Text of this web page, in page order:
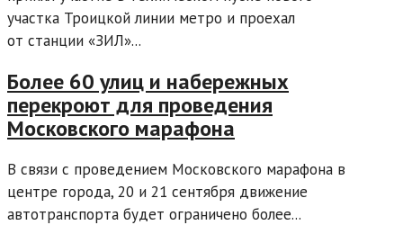
участка Троицкой линии метро и проехал
от станции «ЗИЛ»...
Более 60 улиц и набережных
перекроют для проведения
Московского марафона
В связи с проведением Московского марафона в
центре города, 20 и 21 сентября движение
автотранспорта будет ограничено более...